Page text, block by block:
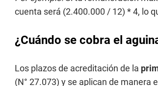
cuenta será (2.400.000 / 12) * 4, lo
¿Cuándo se cobra el
Los plazos de acreditación de la
(N° 27.073) y se aplican de manera